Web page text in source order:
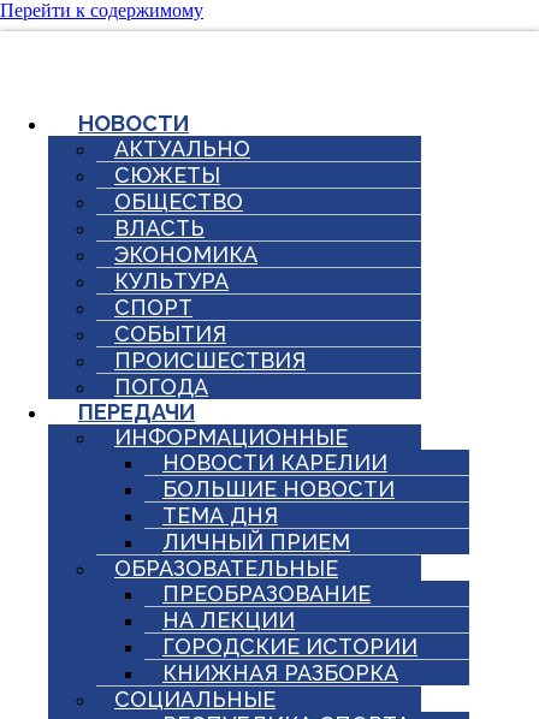
Перейти к содержимому
НОВОСТИ
АКТУАЛЬНО
СЮЖЕТЫ
ОБЩЕСТВО
ВЛАСТЬ
ЭКОНОМИКА
КУЛЬТУРА
СПОРТ
СОБЫТИЯ
ПРОИСШЕСТВИЯ
ПОГОДА
ПЕРЕДАЧИ
ИНФОРМАЦИОННЫЕ
НОВОСТИ КАРЕЛИИ
БОЛЬШИЕ НОВОСТИ
ТЕМА ДНЯ
ЛИЧНЫЙ ПРИЕМ
ОБРАЗОВАТЕЛЬНЫЕ
ПРЕОБРАЗОВАНИЕ
НА ЛЕКЦИИ
ГОРОДСКИЕ ИСТОРИИ
КНИЖНАЯ РАЗБОРКА
СОЦИАЛЬНЫЕ